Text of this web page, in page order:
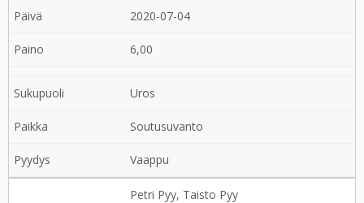
2020-07-04
6,00
Uros
Soutusuvanto
Vaappu
Petri Pyy, Taisto Pyy